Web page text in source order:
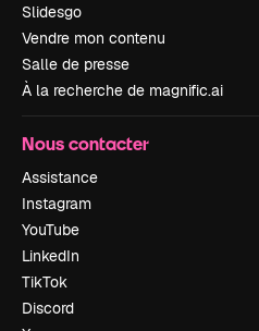
Slidesgo
Vendre mon contenu
Salle de presse
À la recherche de magnific.ai
Nous contacter
Assistance
Instagram
YouTube
LinkedIn
TikTok
Discord